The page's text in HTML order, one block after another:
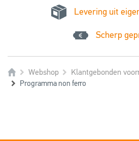
Levering uit
Scherp
Webshop Klantgebonden
Programma non ferro